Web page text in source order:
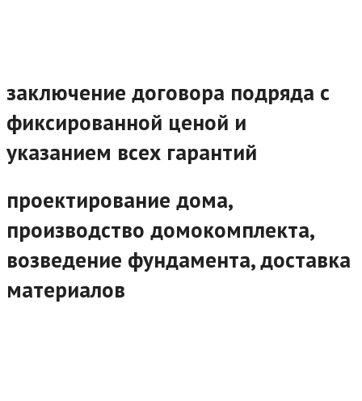
заключение договора подряда с
фиксированной ценой и
указанием всех гарантий
проектирование дома,
производство домокомплекта,
возведение фундамента, доставка
материалов